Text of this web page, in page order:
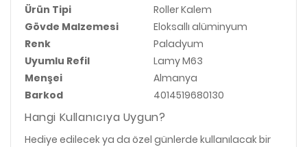
Ürün Tipi
Roller Kalem
Gövde Malzemesi
Eloksallı alüminyum
Renk
Paladyum
Uyumlu Refil
Lamy M63
Menşei
Almanya
Barkod
4014519680130
Hangi Kullanıcıya Uygun?
Hediye edilecek ya da özel günlerde kullanılacak bir